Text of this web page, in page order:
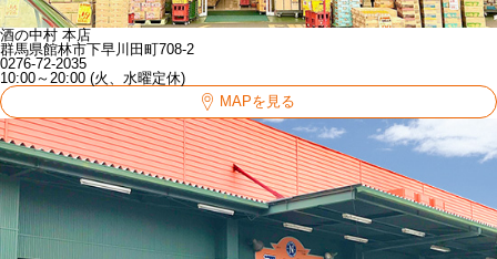
酒の中村 本店
群馬県館林市下早川田町708-2
0276-72-2035
10:00～20:00 (火、水曜定休)
MAPを見る